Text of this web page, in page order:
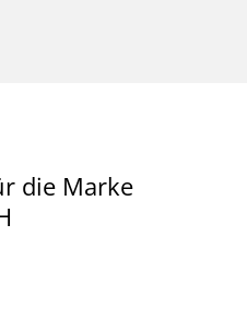
die Marke